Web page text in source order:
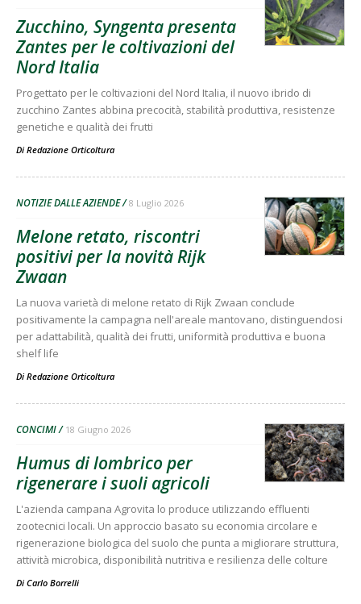
Zucchino, Syngenta presenta
Zantes per le coltivazioni del
Nord Italia
Progettato per le coltivazioni del Nord Italia, il nuovo ibrido di
zucchino Zantes abbina precocità, stabilità produttiva, resistenze
genetiche e qualità dei frutti
Di Redazione Orticoltura
NOTIZIE DALLE AZIENDE 8 Luglio 2026
Melone retato, riscontri
positivi per la novità Rijk
Zwaan
La nuova varietà di melone retato di Rijk Zwaan conclude
positivamente la campagna nell'areale mantovano, distinguendosi
per adattabilità, qualità dei frutti, uniformità produttiva e buona
shelf life
Di Redazione Orticoltura
CONCIMI 18 Giugno 2026
Humus di lombrico per
rigenerare i suoli agricoli
L'azienda campana Agrovita lo produce utilizzando effluenti
zootecnici locali. Un approccio basato su economia circolare e
rigenerazione biologica del suolo che punta a migliorare struttura,
attività microbica, disponibilità nutritiva e resilienza delle colture
Di Carlo Borrelli